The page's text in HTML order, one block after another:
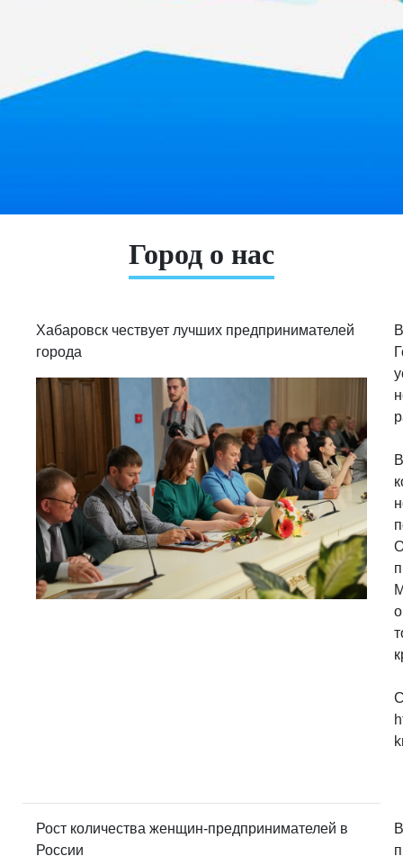
Город о нас
Хабаровск чествует лучших предпринимателей
города
Рост количества женщин-предпринимателей в
России